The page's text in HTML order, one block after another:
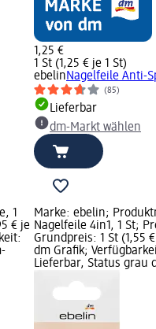
1,25 €
1 St (1,25 € je 1 St)
ebelinNagelfeile Anti-
(85)
Lieferbar
dm-Markt wählen
1
€ je
Marke: ebelin;
Nagelfeile 4in1, 1 St;
Grundpreis: 1 St (1,55
dm Grafik;
Lieferbar, Status grau